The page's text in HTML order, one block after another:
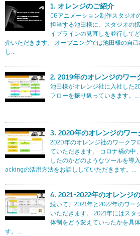
1. オレンジのご紹介
CGアニメーション制作スタジオ
担当する池田様に、スタジオの
イプラインの見直しを並行して
介いただきます。 オープニングでは池田様の自
し...
2. 2019年のオレンジのワー
池田様がオレンジ社に入社した
フローを振り返っていきます。...
3. 2020年のオレンジのワー
2020年のオレンジ社のワークフ
ていただきます。 コロナ禍の中
したのかどのようなツールを導
ackingの活用方法をお話ししていただきます。...
4. 2021-2022年のオレンジ
続いて、2021年と2022年のワー
いただきます。 2021年にはス
体制をどう変えていったかを具
す。...